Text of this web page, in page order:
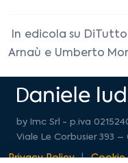
In edicola su
Arnaù e Umberto
by Imc Srl - p.iva
Viale Le Corbusier 393
Privacy Policy Cookie